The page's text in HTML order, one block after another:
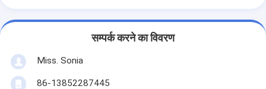
सम्पर्क करने का विवरण
Miss. Sonia
86-13852287445